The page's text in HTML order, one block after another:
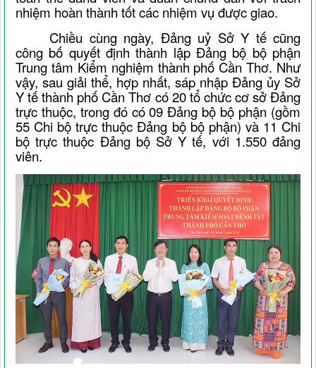
nhiệm hoàn thành tốt các nhiệm vụ được giao.
Chiều cùng ngày, Đảng uỷ Sở Y tế cũng
công bố quyết định thành lập Đảng bộ bộ phận
Trung tâm Kiểm nghiệm thành phố Cần Thơ. Như
vậy, sau giải thể, hợp nhất, sáp nhập Đảng ủy Sở
Y tế thành phố Cần Thơ có 20 tổ chức cơ sở Đảng
trực thuộc, trong đó có 09 Đảng bộ bộ phận (gồm
55 Chi bộ trực thuộc Đảng bộ bộ phận) và 11 Chi
bộ trực thuộc Đảng bộ Sở Y tế, với 1.550 đảng
viên.